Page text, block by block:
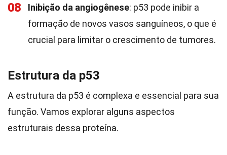
08 Inibição da angiogênese: p53 pode inibir a
formação de novos vasos sanguíneos, o que é
crucial para limitar o crescimento de tumores.
Estrutura da p53
A estrutura da p53 é complexa e essencial para sua
função. Vamos explorar alguns aspectos
estruturais dessa proteína.